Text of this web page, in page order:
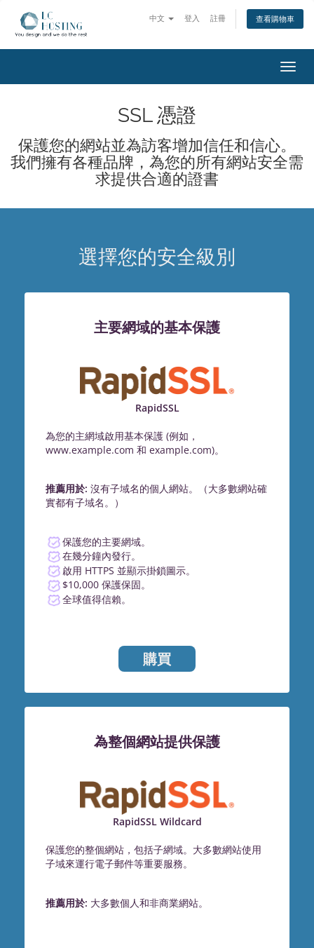
中文 登入 註冊 查看購物車
切
換
SSL 憑證
保護您的網站並為訪客增加信任和信心。
我們擁有各種品牌，為您的所有網站安全需
求提供合適的證書
選擇您的安全級別
主要網域的基本保護
RapidSSL
為您的主網域啟用基本保護 (例如，
www.example.com 和 example.com)。
推薦用於: 沒有子域名的個人網站。（大多數網站確
實都有子域名。）
保護您的主要網域。
在幾分鐘內發行。
啟用 HTTPS 並顯示掛鎖圖示。
$10,000 保護保固。
全球值得信賴。
購買
為整個網站提供保護
RapidSSL Wildcard
保護您的整個網站，包括子網域。大多數網站使用
子域來運行電子郵件等重要服務。
推薦用於: 大多數個人和非商業網站。